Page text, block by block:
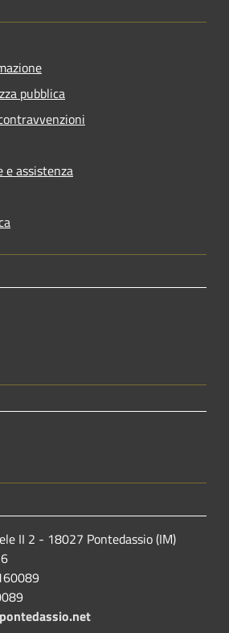
pubblica
e assistenza
II 2 - 18027 Pontedassio (IM)